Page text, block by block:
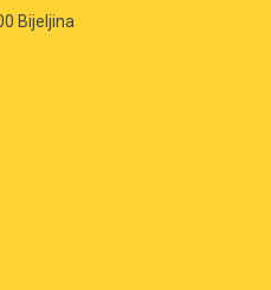
Bijeljina